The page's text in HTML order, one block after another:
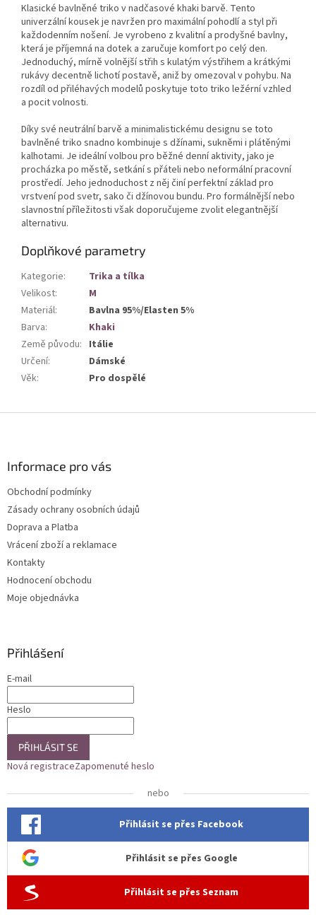
Klasické bavlněné triko v nadčasové khaki barvě. Tento
univerzální kousek je navržen pro maximální pohodlí a styl při
každodenním nošení. Je vyrobeno z kvalitní a prodyšné bavlny,
která je příjemná na dotek a zaručuje komfort po celý den.
Jednoduchý, mírně volnější střih s kulatým výstřihem a krátkými
rukávy decentně lichotí postavě, aniž by omezoval v pohybu. Na
rozdíl od přiléhavých modelů poskytuje toto triko ležérní vzhled
a pocit volnosti.
Díky své neutrální barvě a minimalistickému designu se toto
bavlněné triko snadno kombinuje s džínami, sukněmi i plátěnými
kalhotami. Je ideální volbou pro běžné denní aktivity, jako je
procházka po městě, setkání s přáteli nebo neformální pracovní
prostředí. Jeho jednoduchost z něj činí perfektní základ pro
vrstvení pod svetr, sako či džínovou bundu. Pro formálnější nebo
slavnostní příležitosti však doporučujeme zvolit elegantnější
alternativu.
Doplňkové parametry
Kategorie:
Trika a tílka
Velikost:
M
Materiál:
Bavlna 95%/Elasten 5%
Barva:
Khaki
Země původu: Itálie
Určení:
Dámské
Věk: Pro dospělé
Informace pro vás
Obchodní podmínky
Zásady ochrany osobních údajů
Doprava a Platba
Vrácení zboží a reklamace
Kontakty
Hodnocení obchodu
Moje objednávka
Přihlášení
E-mail
Heslo
PŘIHLÁSIT SE
Nová registraceZapomenuté heslo
nebo
Přihlásit se přes Facebook
Přihlásit se přes Google
Přihlásit se přes Seznam